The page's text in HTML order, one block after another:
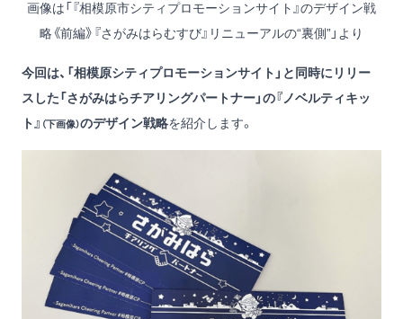
画像は「『相模原市シティプロモーションサイト』のデザイン戦
略《前編》『さがみはらむすび』リニューアルの“裏側”」 より
今回は、 「相模原シティプロモーションサイト」 と同時にリリー
スした「さがみはらチアリングパートナー」の『ノベルティキッ
ト』 （下画像）のデザイン戦略を紹介します。